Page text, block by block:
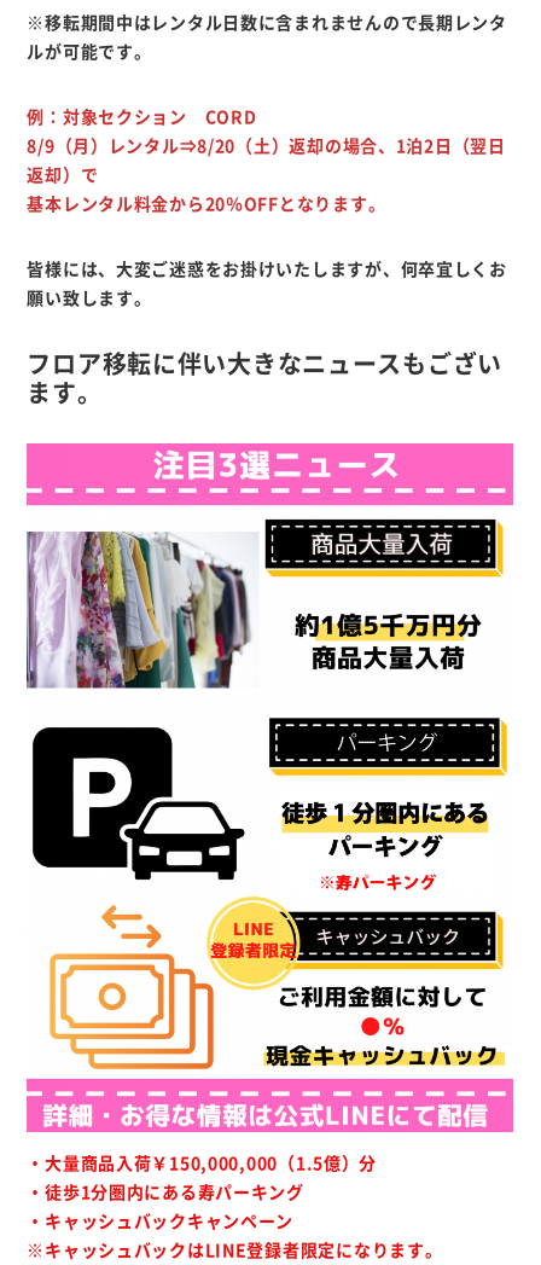
※移転期間中はレンタル日数に含まれませんので長期レンタ
ルが可能です。
例：対象セクション CORD
8/9（月）レンタル⇒8/20（土）返却の場合、1泊2日（翌日
返却）で
基本レンタル料金から20％OFFとなります。
皆様には、大変ご迷惑をお掛けいたしますが、何卒宜しくお
願い致します。
フロア移転に伴い大きなニュースもござい
ます。
・大量商品入荷￥150,000,000（1.5億）分
・徒歩1分圏内にある寿パーキング
・キャッシュバックキャンペーン
※キャッシュバックはLINE登録者限定になります。